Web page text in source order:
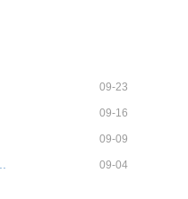
09-23
09-16
09-09
09-04